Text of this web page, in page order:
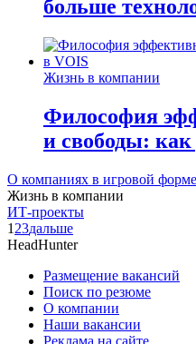
больше
Жизнь в компании
Философия
и свободы:
О компаниях в игровой форме
Жизнь в компании
ИТ-проекты
1 23дальше
HeadHunter
Размещение вакансий
Поиск по резюме
О компании
Наши вакансии